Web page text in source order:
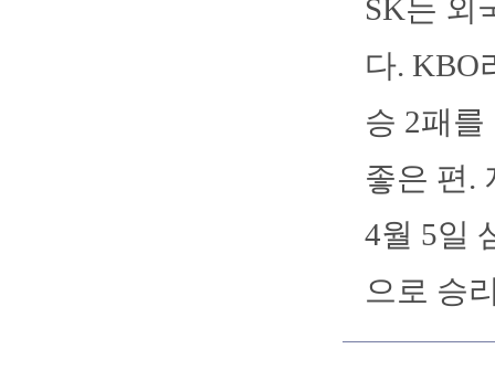
SK는 외
다. KBO
승 2패
좋은 편.
4월 5일
으로 승